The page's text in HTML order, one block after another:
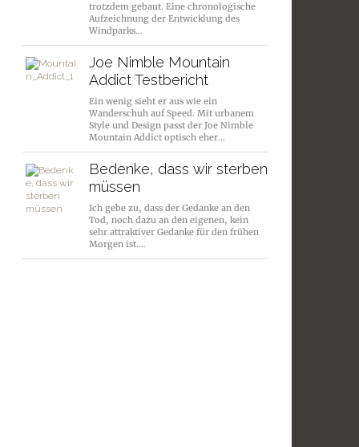
trotzdem gebaut. Eine chronologische
Aufzeichnung der Entwicklung des
Windparks…
Joe Nimble Mountain
Addict Testbericht
Ein wenig sieht er aus wie ein
Wanderschuh auf Speed. Mit urbanem
Style und Design passt der Joe Nimble
Mountain Addict optisch eher…
Bedenke, dass wir sterben
müssen
Ich gebe zu, dass der Gedanke an den
Tod, noch dazu an den eigenen, kein
sehr attraktiver Gedanke für den frühen
Morgen ist.…